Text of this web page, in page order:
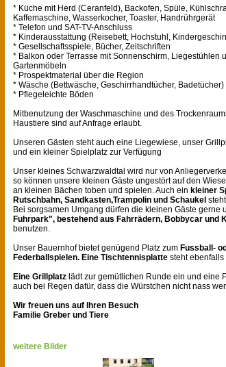
* Küche mit Herd (Ceranfeld), Backofen, Spüle,
Kaffemaschine, Wasserkocher, Toaster, Handrührgerät
* Telefon und SAT-TV-Anschluss
* Kinderausstattung (Reisebett, Hochstuhl,
* Gesellschaftsspiele, Bücher, Zeitschriften
* Balkon oder Terrasse mit Sonnenschirm, Liegestühlen
Gartenmöbeln
* Prospektmaterial über die Region
* Wäsche (Bettwäsche, Geschirrhandtücher, Badetücher)
* Pflegeleichte Böden
Mitbenutzung der Waschmaschine und des
Haustiere sind auf Anfrage erlaubt.
Unseren Gästen steht auch eine Liegewiese, unser
und ein kleiner Spielplatz zur Verfügung
Unser kleines Schwarzwaldtal wird nur von
so können unsere kleinen Gäste ungestört auf den
an kleinen Bächen toben und spielen. Auch ein kleiner
Rutschbahn, Sandkasten,Trampolin und Schaukel
Bei sorgsamen Umgang dürfen die kleinen Gäste gerne
Fuhrpark", bestehend aus Fahrrädern, Bobbycar und
benutzen.
Unser Bauernhof bietet genügend Platz zum Fussball-
Federballspielen. Eine Tischtennisplatte steht ebenfalls
Eine Grillplatz lädt zur gemütlichen Runde ein und eine
auch bei Regen dafür, dass die Würstchen nicht nass
Wir freuen uns auf Ihren Besuch
Familie Greber und Tiere
weitere Bilder